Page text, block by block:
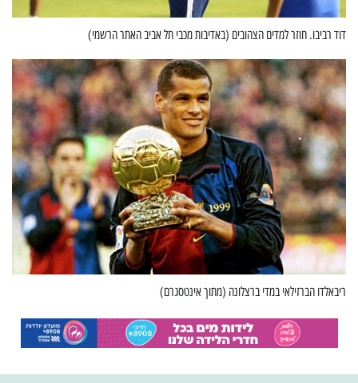
דוד רביבו. חוזר למדים הצהובים (באדיבות מכבי תל אביב האתר הרשמי)
ריבאלדו הברזילאי במדי ברצלונה (מתוך אינטסגרם)